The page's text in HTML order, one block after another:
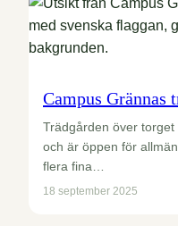
Campus Grännas
Trädgården över
och är öppen för
flera fina…
18 september 2025